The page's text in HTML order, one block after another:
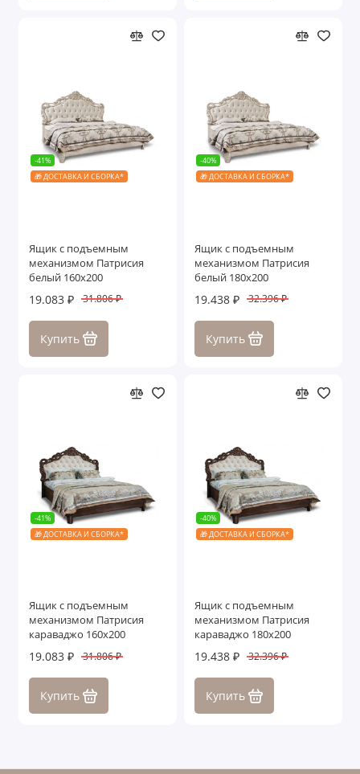
-41%
🎁 ДОСТАВКА И СБОРКА*
Ящик с подъемным
механизмом Патрисия
белый 160х200
19.083 ₽ 31.806 ₽
Купить
-40%
🎁 ДОСТАВКА И СБОРКА*
Ящик с подъемным
механизмом Патрисия
белый 180х200
19.438 ₽ 32.396 ₽
Купить
-41%
🎁 ДОСТАВКА И СБОРКА*
Ящик с подъемным
механизмом Патрисия
караваджо 160х200
19.083 ₽ 31.806 ₽
Купить
-40%
🎁 ДОСТАВКА И СБОРКА*
Ящик с подъемным
механизмом Патрисия
караваджо 180х200
19.438 ₽ 32.396 ₽
Купить